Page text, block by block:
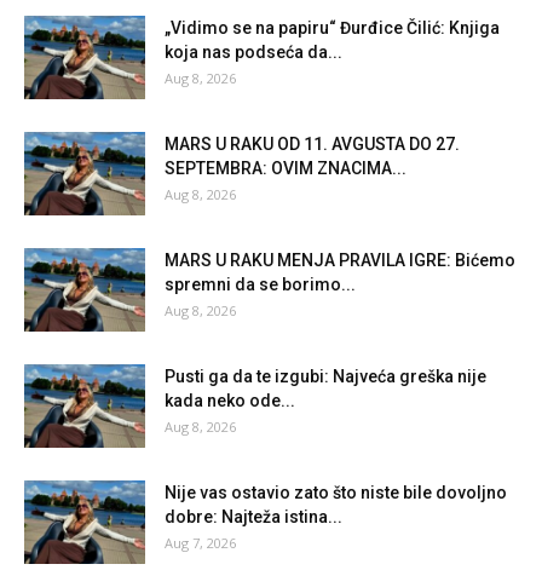
„Vidimo se na papiru“ Đurđice Čilić: Knjiga
koja nas podseća da...
Aug 8, 2026
MARS U RAKU OD 11. AVGUSTA DO 27.
SEPTEMBRA: OVIM ZNACIMA...
Aug 8, 2026
MARS U RAKU MENJA PRAVILA IGRE: Bićemo
spremni da se borimo...
Aug 8, 2026
Pusti ga da te izgubi: Najveća greška nije
kada neko ode...
Aug 8, 2026
Nije vas ostavio zato što niste bile dovoljno
dobre: Najteža istina...
Aug 7, 2026